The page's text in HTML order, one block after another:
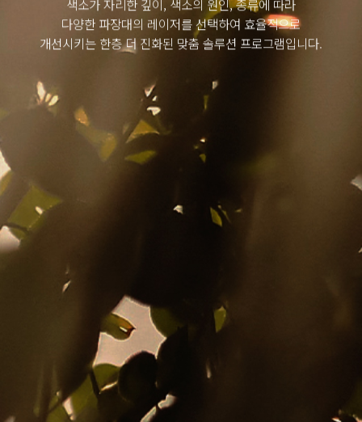
필러/보톡스
디자인 필러
디자인 보톡스
색소가 자리한 깊이, 색소의 원인, 종류에 따라
다양한 파장대의 레이저를 선택하여 효율적으로
개선시키는 한층 더 진화된 맞춤 솔루션 프로그램입니다.